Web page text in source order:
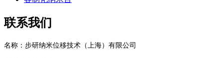
联系我们
名称：步研纳米位移技术（上海）有限公司